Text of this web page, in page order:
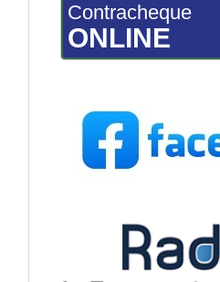
Contracheque
ONLINE